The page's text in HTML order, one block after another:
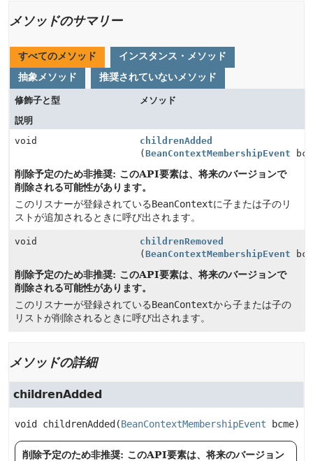
メソッドのサマリー
すべてのメソッド
インスタンス・メソッド
抽象メソッド
推奨されていないメソッド
修飾子と型
メソッド
説明
void
childrenAdded
(BeanContextMembershipEvent
削除予定のため非推奨: このAPI要素は、将来のバージョンで
削除される可能性があります。
このリスナーが登録されているBeanContextに子または子のリ
ストが追加されるときに呼び出されます。
void
childrenRemoved
(BeanContextMembershipEvent
削除予定のため非推奨: このAPI要素は、将来のバージョンで
削除される可能性があります。
このリスナーが登録されているBeanContextから子または子の
リストが削除されるときに呼び出されます。
メソッドの詳細
childrenAdded
void childrenAdded (BeanContextMembershipEvent bcme)
削除予定のため非推奨: このAPI要素は、将来のバージョン